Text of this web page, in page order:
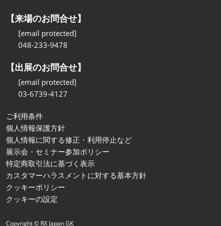
【来場のお問合せ】
[email protected]
048-233-9478
【出展のお問合せ】
[email protected]
03-6739-4127
ご利用条件
個人情報保護方針
個人情報に関する修正・利用停止など
展示会・セミナー参加ポリシー
特定商取引法に基づく表示
カスタマーハラスメントに対する基本方針
クッキーポリシー
クッキーの設定
Copyright © RX Japan GK